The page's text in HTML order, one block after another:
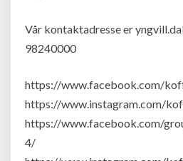
Vår kontaktadresse er
98240000
https://www.facebook.com/
https://www.instagram.com/
https://www.facebook.com/
4/